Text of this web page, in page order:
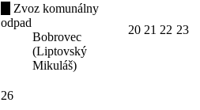
Zvoz komunálny
odpad
Bobrovec
(Liptovský
Mikuláš)
20 21 22 23
26